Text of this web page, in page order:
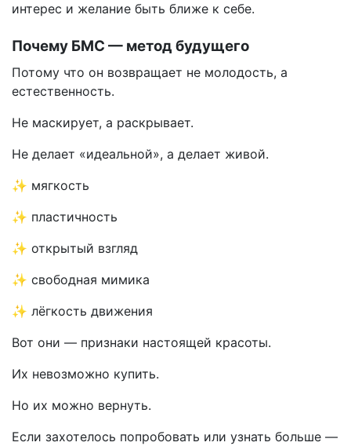
интерес и желание быть ближе к себе.
Почему БМС — метод будущего
Потому что он возвращает не молодость, а
естественность.
Не маскирует, а раскрывает.
Не делает «идеальной», а делает живой.
✨ мягкость
✨ пластичность
✨ открытый взгляд
✨ свободная мимика
✨ лёгкость движения
Вот они — признаки настоящей красоты.
Их невозможно купить.
Но их можно вернуть.
Если захотелось попробовать или узнать больше —